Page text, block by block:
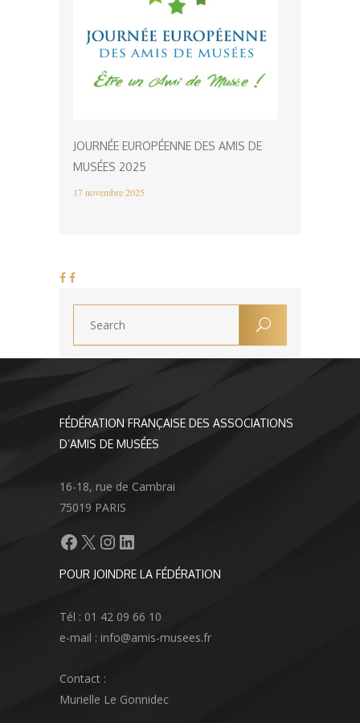
JOURNÉE EUROPÉENNE DES AMIS DE
MUSÉES 2025
17 novembre 2025
FÉDÉRATION FRANÇAISE DES ASSOCIATIONS
D’AMIS DE MUSÉES
16-18, rue de Cambrai
75019 PARIS
Facebook
X Instagram
LinkedIn
POUR JOINDRE LA FÉDÉRATION
Tél : 01 42 09 66 10
e-mail : info@amis-musees.fr
Contact :
Murielle Le Gonnidec